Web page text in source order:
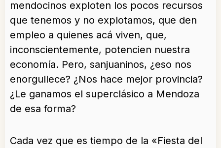
mendocinos exploten los pocos recursos
que tenemos y no explotamos, que den
empleo a quienes acá viven, que,
inconscientemente, potencien nuestra
economía. Pero, sanjuaninos, ¿eso nos
enorgullece? ¿Nos hace mejor provincia?
¿Le ganamos el superclásico a Mendoza
de esa forma?
Cada vez que es tiempo de la «Fiesta del